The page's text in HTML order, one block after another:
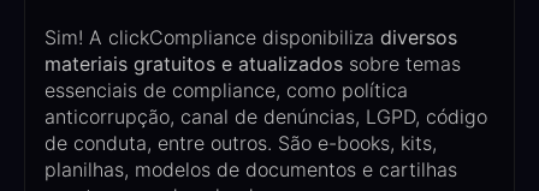
Sim! A clickCompliance disponibiliza diversos
materiais gratuitos e atualizados sobre temas
essenciais de compliance, como política
anticorrupção, canal de denúncias, LGPD, código
de conduta, entre outros. São e-books, kits,
planilhas, modelos de documentos e cartilhas